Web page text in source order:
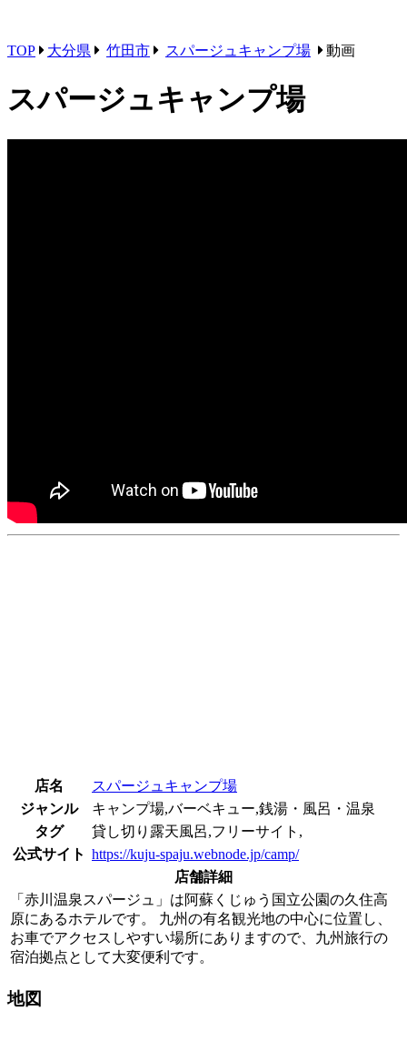
TOP 大分県 竹田市 スパージュキャンプ場 動画
スパージュキャンプ場
店名
スパージュキャンプ場
ジャンル
キャンプ場,バーベキュー,銭湯・風呂・温泉
タグ
貸し切り露天風呂,フリーサイト,
公式サイト https://kuju-spaju.webnode.jp/camp/
店舗詳細
「赤川温泉スパージュ」は阿蘇くじゅう国立公園の久住高
原にあるホテルです。 九州の有名観光地の中心に位置し、
お車でアクセスしやすい場所にありますので、九州旅行の
宿泊拠点として大変便利です。
地図